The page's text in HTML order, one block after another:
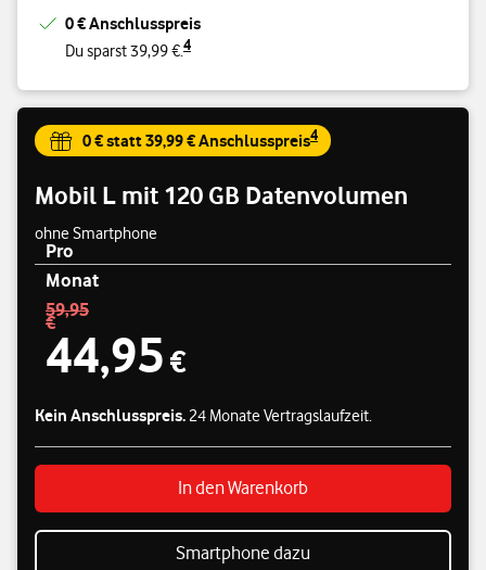
0 € Anschlusspreis
Du sparst 39,99 €.4
0 € statt 39,99 € Anschlusspreis4
Mobil L mit 120 GB Datenvolumen
ohne Smartphone
Pro
Monat
Standardpreis 59,95 € – Angebotspreis 44,95 € pro Monat
59,95
€
44,95 €
Kein Anschlusspreis. 24 Monate Vertragslaufzeit.
In den Warenkorb
Smartphone dazu